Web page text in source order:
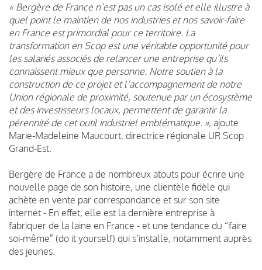
« Bergère de France n’est pas un cas isolé et elle illustre à
quel point le maintien de nos industries et nos savoir-faire
en France est primordial pour ce territoire. La
transformation en Scop est une véritable opportunité pour
les salariés associés de relancer une entreprise qu’ils
connaissent mieux que personne. Notre soutien à la
construction de ce projet et l’accompagnement de notre
Union régionale de proximité, soutenue par un écosystème
et des investisseurs locaux, permettent de garantir la
pérennité de cet outil industriel emblématique. », ajoute
Marie-Madeleine Maucourt, directrice régionale UR Scop
Grand-Est.
Bergère de France a de nombreux atouts pour écrire une
nouvelle page de son histoire, une clientèle fidèle qui
achète en vente par correspondance et sur son site
internet - En effet, elle est la dernière entreprise à
fabriquer de la laine en France - et une tendance du “faire
soi-même” (do it yourself) qui s’installe, notamment auprès
des jeunes.